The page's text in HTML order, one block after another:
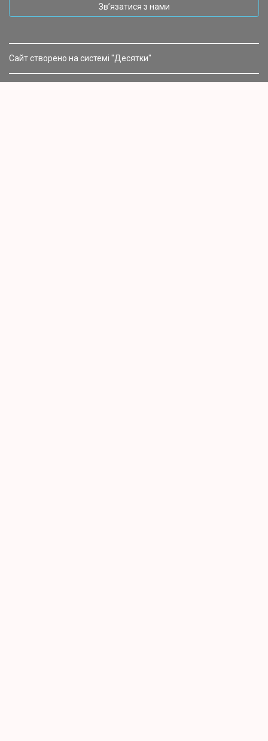
Зв’язатися з нами
Сайт створено на системі "Десятки"